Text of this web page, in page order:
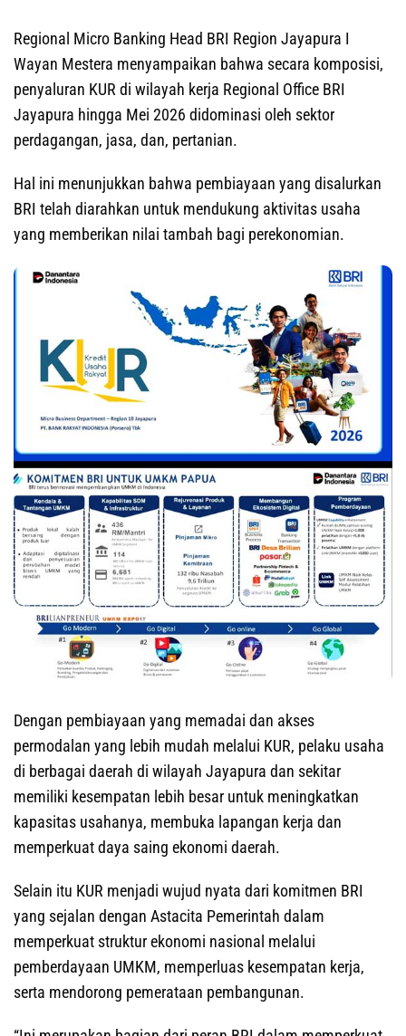
Regional Micro Banking Head BRI Region Jayapura I
Wayan Mestera menyampaikan bahwa secara komposisi,
penyaluran KUR di wilayah kerja Regional Office BRI
Jayapura hingga Mei 2026 didominasi oleh sektor
perdagangan, jasa, dan, pertanian.
Hal ini menunjukkan bahwa pembiayaan yang disalurkan
BRI telah diarahkan untuk mendukung aktivitas usaha
yang memberikan nilai tambah bagi perekonomian.
Dengan pembiayaan yang memadai dan akses
permodalan yang lebih mudah melalui KUR, pelaku usaha
di berbagai daerah di wilayah Jayapura dan sekitar
memiliki kesempatan lebih besar untuk meningkatkan
kapasitas usahanya, membuka lapangan kerja dan
memperkuat daya saing ekonomi daerah.
Selain itu KUR menjadi wujud nyata dari komitmen BRI
yang sejalan dengan Astacita Pemerintah dalam
memperkuat struktur ekonomi nasional melalui
pemberdayaan UMKM, memperluas kesempatan kerja,
serta mendorong pemerataan pembangunan.